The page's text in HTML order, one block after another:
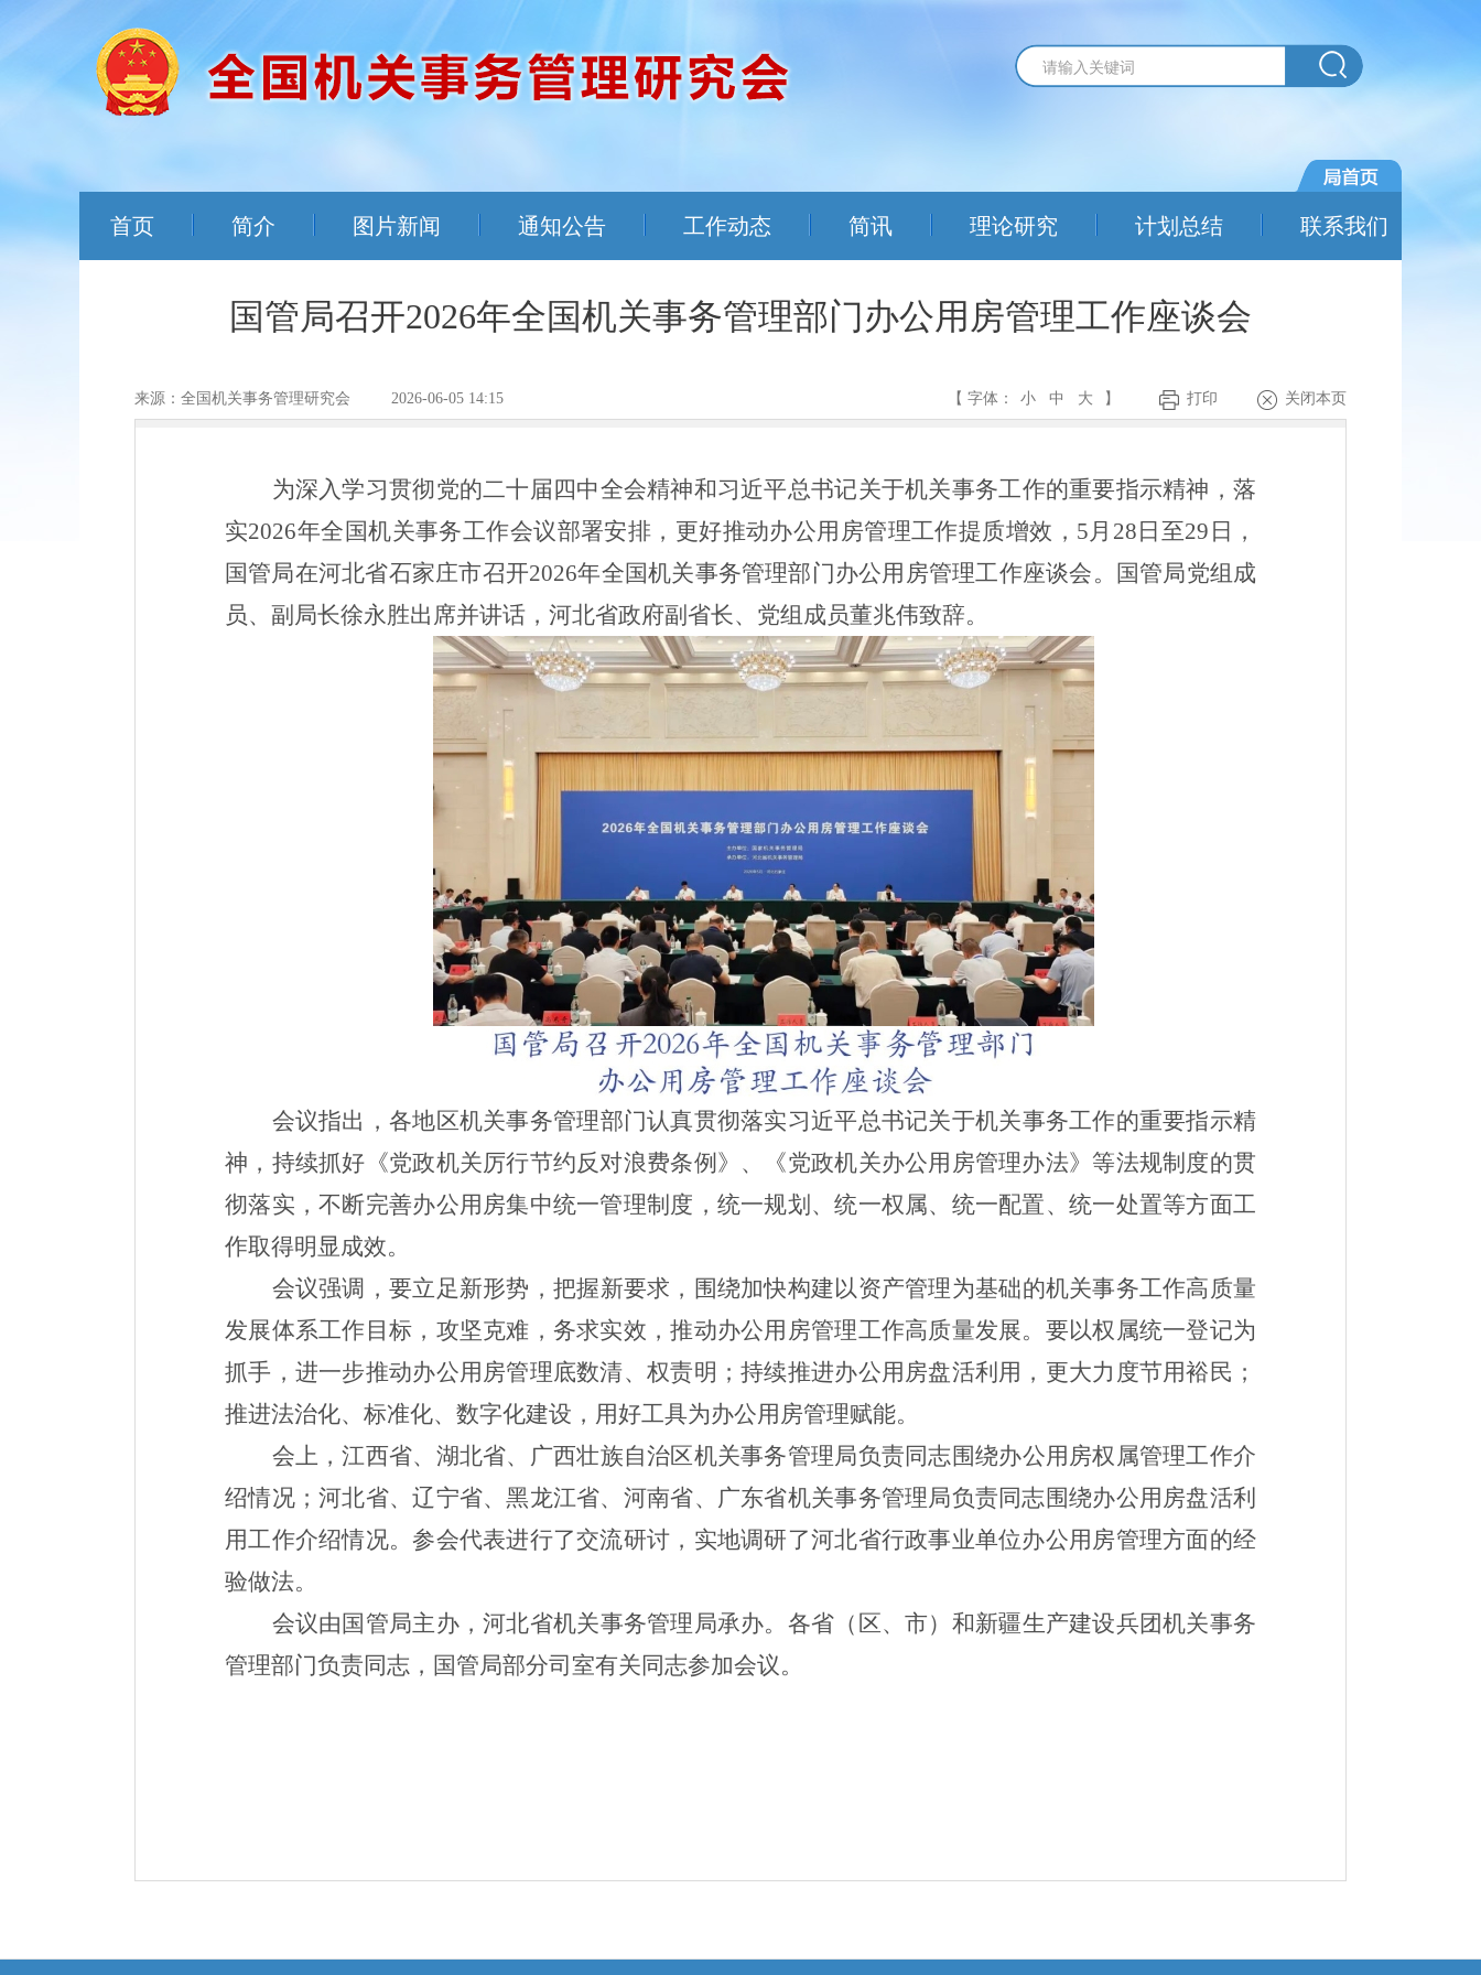
首页 简介 图片新闻 通知公告 工作动态 简讯 理论研究 计划总结 联系我们
国管局召开2026年全国机关事务管理部门办公用房管理工作座谈会
来源：全国机关事务管理研究会 2026-06-05 14:15 关闭本页
打印
【 字体： 小 中 大 】
为深入学习贯彻党的二十届四中全会精神和习近平总书记关于机关事务工作的重要指示精神，落
实2026年全国机关事务工作会议部署安排，更好推动办公用房管理工作提质增效， 5月 28 日至29 日，
国管局在河北省石家庄市召开2026年全国机关事务管理部门办公用房管理工作座谈会。国管局党组成
员、副局长徐永胜出席并讲话，河北省政府副省长、党组成员董兆伟致辞。
会议指出，各地区机关事务管理部门认真贯彻落实习近平总书记关于机关事务工作的重要指示精
神，持续抓好《党政机关厉行节约反对浪费条例》、《党政机关办公用房管理办法》等法规制度的贯
彻落实，不断完善办公用房集中统一管理制度，统一规划、统一权属、统一配置、统一处置等方面工
作取得明显成效。
会议强调，要立足新形势，把握新要求，围绕加快构建以资产管理为基础的机关事务工作高质量
发展体系工作目标，攻坚克难，务求实效，推动办公用房管理工作高质量发展。要以权属统一登记为
抓手，进一步推动办公用房管理底数清、权责明；持续推进办公用房盘活利用，更大力度节用裕民；
推进法治化、标准化、数字化建设，用好工具为办公用房管理赋能。
会上，江西省、湖北省、广西壮族自治区机关事务管理局负责同志围绕办公用房权属管理工作介
绍情况；河北省、辽宁省、黑龙江省、河南省、广东省机关事务管理局负责同志围绕办公用房盘活利
用工作介绍情况。参会代表进行了交流研讨，实地调研了河北省行政事业单位办公用房管理方面的经
验做法。
会议由国管局主办，河北省机关事务管理局承办。各省（区、市）和新疆生产建设兵团机关事务
管理部门负责同志，国管局部分司室有关同志参加会议。